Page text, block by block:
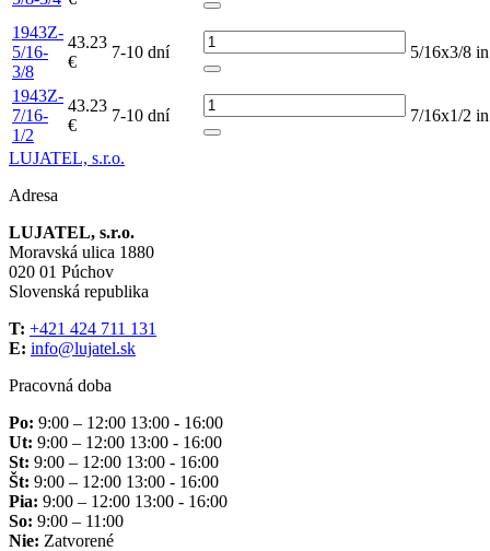
1943Z-
5/16-
3/8
43.23
€
7-10 dní 5/16x3/8 in
1943Z-
7/16-
1/2
43.23
€
7-10 dní 7/16x1/2 in
LUJATEL, s.r.o.
Adresa
LUJATEL, s.r.o.
Moravská ulica 1880
020 01 Púchov
Slovenská republika
T: +421 424 711 131
E: info@lujatel.sk
Pracovná doba
Po: 9:00 – 12:00 13:00 - 16:00
Ut: 9:00 – 12:00 13:00 - 16:00
St: 9:00 – 12:00 13:00 - 16:00
Št: 9:00 – 12:00 13:00 - 16:00
Pia: 9:00 – 12:00 13:00 - 16:00
So: 9:00 – 11:00
Nie: Zatvorené